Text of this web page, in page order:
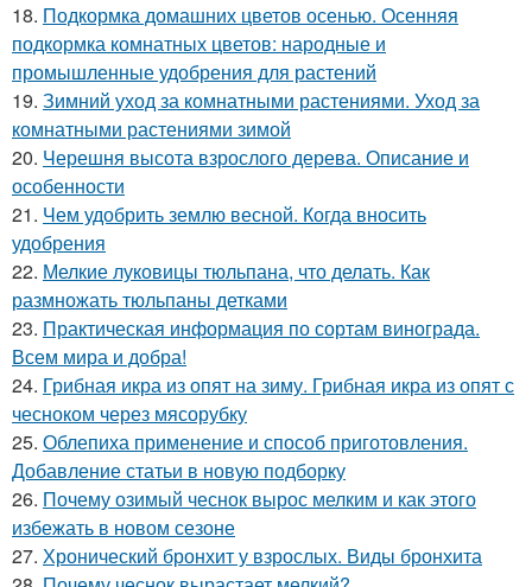
18. Подкормка домашних цветов осенью. Осенняя
подкормка комнатных цветов: народные и
промышленные удобрения для растений
19. Зимний уход за комнатными растениями. Уход за
комнатными растениями зимой
20. Черешня высота взрослого дерева. Описание и
особенности
21. Чем удобрить землю весной. Когда вносить
удобрения
22. Мелкие луковицы тюльпана, что делать. Как
размножать тюльпаны детками
23. Практическая информация по сортам винограда.
Всем мира и добра!
24. Грибная икра из опят на зиму. Грибная икра из опят с
чесноком через мясорубку
25. Облепиха применение и способ приготовления.
Добавление статьи в новую подборку
26. Почему озимый чеснок вырос мелким и как этого
избежать в новом сезоне
27. Хронический бронхит у взрослых. Виды бронхита